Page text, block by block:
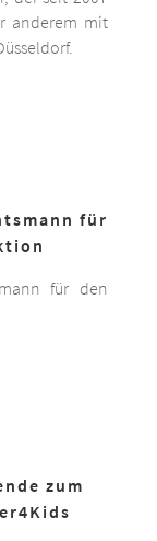
anderem mit
für
für den
zum